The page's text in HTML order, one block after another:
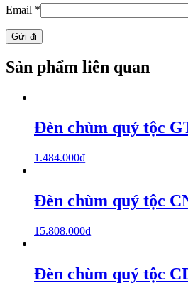
Email *
Sản phẩm liên quan
Đèn chùm quý tộc
1.484.000₫
Đèn chùm quý tộc
15.808.000₫
Đèn chùm quý tộc